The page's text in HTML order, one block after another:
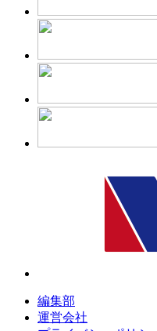
編集部
運営会社